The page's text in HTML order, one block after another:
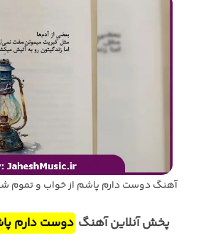
آهنگ دوست دارم پاشم از خواب و تموم
پخش آنلاین آهنگ دوست دارم